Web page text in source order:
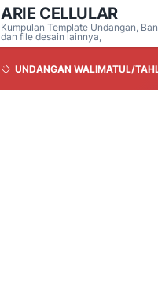
ARIE CELLULAR
Kumpulan Template Undangan,
dan file desain lainnya,
UNDANGAN WALIMATUL/